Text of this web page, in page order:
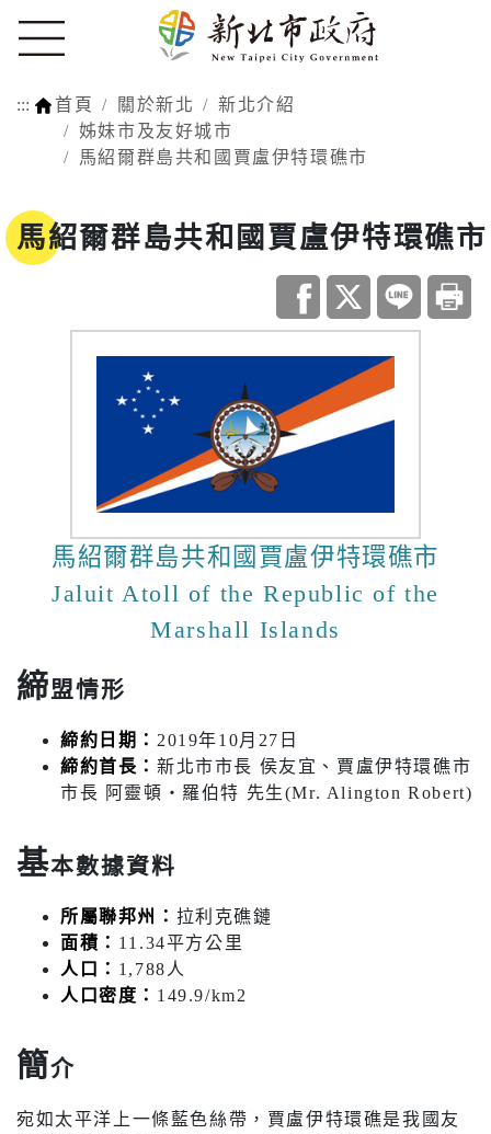
::: 首頁 關於新北
新北介紹
姊妹市及友好城市
馬紹爾群島共和國賈盧伊特環礁市
馬紹爾群島共和國賈盧伊特環礁市
馬紹爾群島共和國賈盧伊特環礁市
Jaluit Atoll of the Republic of the
Marshall Islands
締盟情形
締約日期： 2019年10月27日
締約首長： 新北市市長 侯友宜、賈盧伊特環礁市
市長 阿靈頓‧羅伯特 先生(Mr. Alington Robert)
基本數據資料
所屬聯邦州： 拉利克礁鏈
面積： 11.34平方公里
人口： 1,788人
人口密度： 149.9/km2
簡介
宛如太平洋上一條藍色絲帶，賈盧伊特環礁是我國友